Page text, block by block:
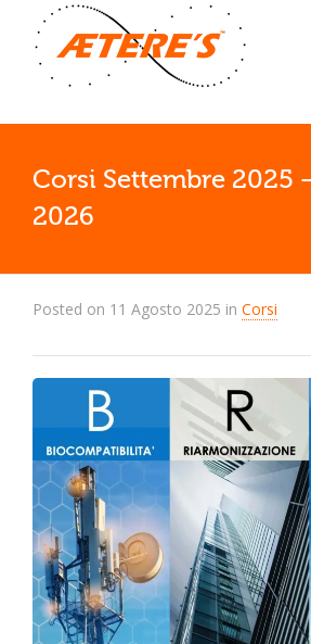
Corsi Settembre 2025
2026
Posted on 11 Agosto 2025 in Corsi